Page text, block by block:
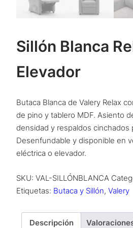
Sillón Blanca
Elevador
Butaca Blanca de Valery Relax
de pino y tablero MDF. Asiento
densidad y respaldos cinchados
Desenfundable y disponible en
eléctrica o elevador.
SKU: VAL-SILLÓNBLANCA
Etiquetas: Butaca y Sillón, Valery
Descripción